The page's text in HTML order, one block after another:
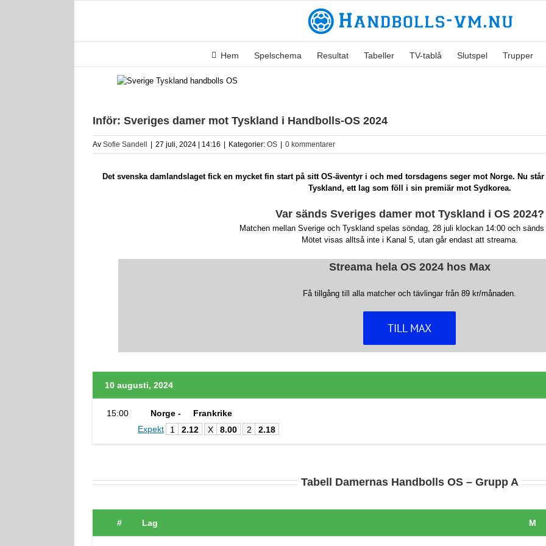
Hem Spelschema Resultat Tabeller TV-tablå Slutspel Trupper
Inför: Sveriges damer mot Tyskland i Handbolls-OS 2024
Av Sofie Sandell 27 juli, 2024 | 14:16 Kategorier: OS 0 kommentarer
Det svenska damlandslaget fick en mycket fin start på sitt OS-äventyr i och med torsdagens seger mot Norge. Nu
Tyskland, ett lag som föll i sin premiär mot Sydkorea.
Var sänds Sveriges damer mot Tyskland i OS 2024?
Matchen mellan Sverige och Tyskland spelas söndag, 28 juli klockan 14:00 och sänds
Mötet visas alltså inte i Kanal 5, utan går endast att streama.
Streama hela OS 2024 hos Max
Få tillgång till alla matcher och tävlingar från 89 kr/månaden.
TILL MAX
10 augusti, 2024
15:00 Norge -
Frankrike
Expekt
1 2.12 X 8.00 2 2.18
Tabell Damernas Handbolls OS – Grupp A
# Lag M